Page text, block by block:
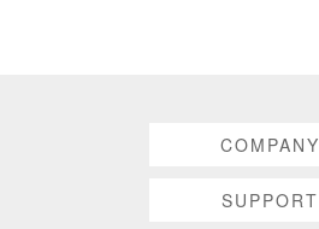
COMPANY
SUPPORT